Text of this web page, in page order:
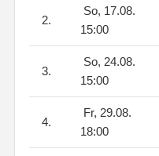
2.
So, 17.08.
15:00
3.
So, 24.08.
15:00
4.
Fr, 29.08.
18:00